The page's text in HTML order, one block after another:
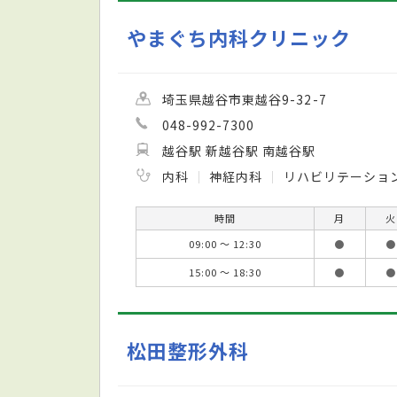
やまぐち内科クリニック
埼玉県越谷市東越谷9-32-7
048-992-7300
越谷駅 新越谷駅 南越谷駅
内科
神経内科 リハビリテーショ
時間 月 火
09:00 ～ 12:30
● ●
15:00 ～ 18:30
● ●
松田整形外科